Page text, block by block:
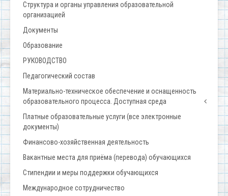
Структура и органы управления образовательной
организацией
Документы
Образование
РУКОВОДСТВО
Педагогический состав
Материально-техническое обеспечение и оснащенность
образовательного процесса. Доступная среда
Платные образовательные услуги (все электронные
документы)
Финансово-хозяйственная деятельность
Вакантные места для приёма (перевода) обучающихся
Стипендии и меры поддержки обучающихся
Международное сотрудничество